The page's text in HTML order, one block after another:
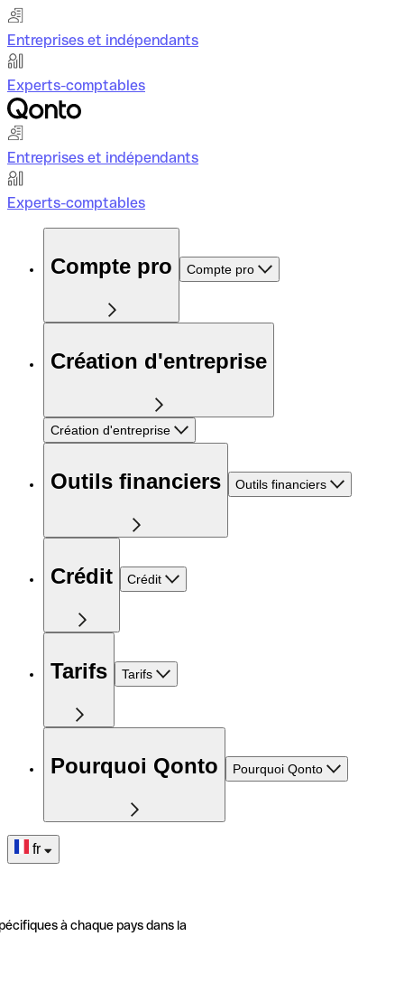
Entreprises et indépendants
Experts-comptables
Entreprises et indépendants
Experts-comptables
Compte pro Compte pro
Création d'entreprise
Création d'entreprise
Outils financiers Outils financiers
Crédit Crédit
Tarifs Tarifs
Pourquoi Qonto Pourquoi Qonto
fr
à chaque pays dans la